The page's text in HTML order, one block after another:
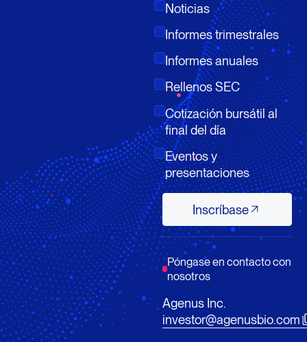
Noticias
Informes trimestrales
Informes anuales
Rellenos SEC
Cotización bursátil al
final del día
Eventos y
presentaciones
Inscríbase
Inscríbase
Póngase en contacto con
nosotros
Agenus Inc.
investor@agenusbio.com